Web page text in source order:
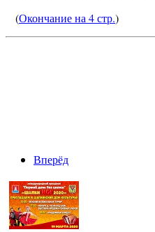
(Окончание на 4 стр.)
Вперёд